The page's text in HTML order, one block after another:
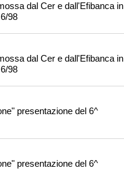
dal Cer e dall'Efibanca in
98
dal Cer e dall'Efibanca in
98
presentazione del 6^
presentazione del 6^